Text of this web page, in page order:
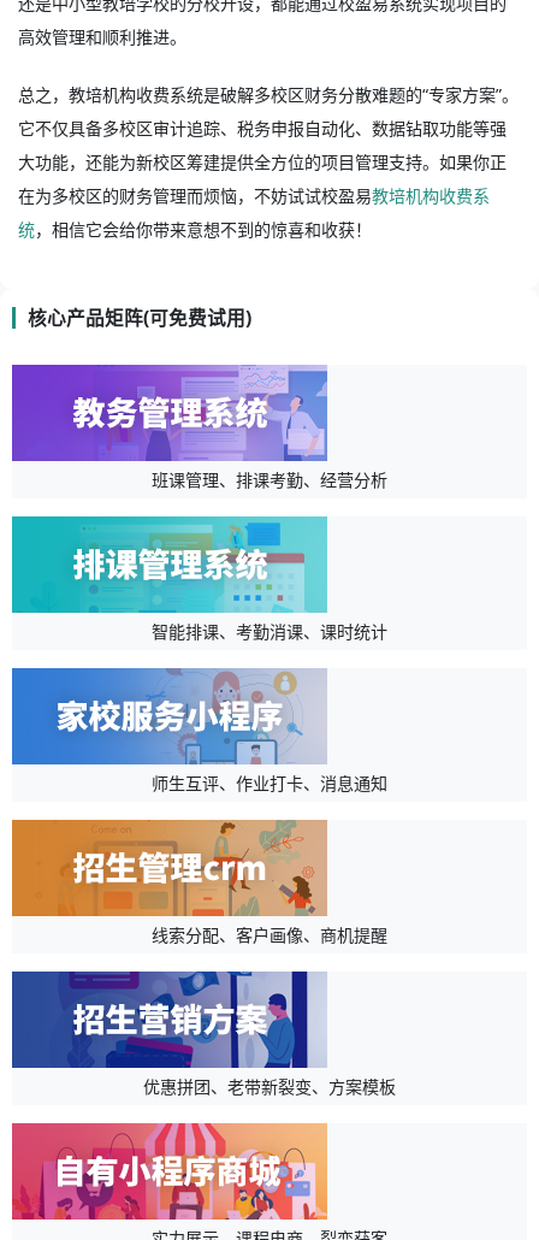
高效管理和顺利推进。
总之，教培机构收费系统是破解多校区财务分散难题的“专家方案”。
它不仅具备多校区审计追踪、税务申报自动化、数据钻取功能等强
大功能，还能为新校区筹建提供全方位的项目管理支持。如果你正
在为多校区的财务管理而烦恼，不妨试试校盈易教培机构收费系
统，相信它会给你带来意想不到的惊喜和收获！
核心产品矩阵(可免费试用)
班课管理、排课考勤、经营分析
智能排课、考勤消课、课时统计
师生互评、作业打卡、消息通知
线索分配、客户画像、商机提醒
优惠拼团、老带新裂变、方案模板